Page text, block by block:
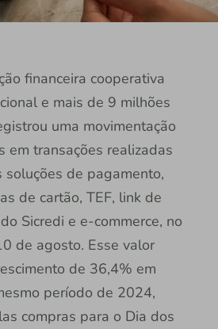
financeira cooperativa
e mais de 9 milhões
uma movimentação
em transações realizadas
soluções de pagamento,
de cartão, TEF, link de
Sicredi e e-commerce, no
de agosto. Esse valor
de 36,4% em
período de 2024,
compras para o Dia dos